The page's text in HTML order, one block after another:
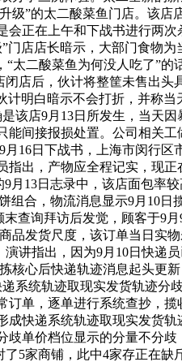
”的太二酸菜鱼门店。该
正在上午和下战书进行两
店店长暗示，大部门食物
二酸菜鱼为何没人吃了”的
店后，伙计将整筐未售出
明白暗示不会打折，并称
该店9月13日所发生，当天
间接报损处置。公司相关
16日下战书，上海市闵行
出，产物应全程记实，现
13日志录中，该店面包率
合，物流消息显示9月10
查询拜访后发觉，顾客于9
发货尺度，该订单当日实
讲指出，因为9月10日快递
核心后快递轨迹消息起头更
系统轨迹取现实发货轨迹分
单，逐单进行系统查抄，
快递系统轨迹取现实发货
单价档位显示的分量不分
5家商铺，此中4家存正在